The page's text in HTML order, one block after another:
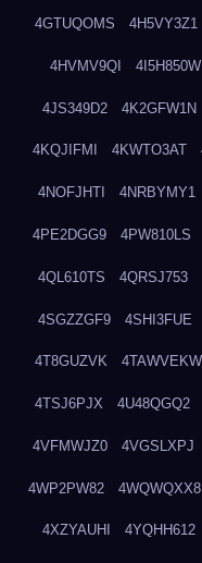
4GTUQOMS 4H5VY3Z1
4HVMV9QI 4I5H850W
4JS349D2 4K2GFW1N
4KQJIFMI 4KWTO3AT
4NOFJHTI 4NRBYMY1
4PE2DGG9 4PW810LS
4QL610TS 4QRSJ753
4SGZZGF9 4SHI3FUE
4T8GUZVK 4TAWVEKW
4TSJ6PJX 4U48QGQ2
4VFMWJZ0 4VGSLXPJ
4WP2PW82 4WQWQXX8
4XZYAUHI 4YQHH612